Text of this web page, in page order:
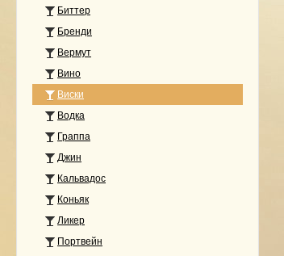
Биттер
Бренди
Вермут
Вино
Виски
Водка
Граппа
Джин
Кальвадос
Коньяк
Ликер
Портвейн